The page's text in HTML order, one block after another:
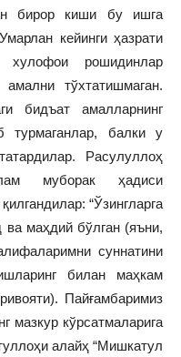
бирор киши бу ишга
кейинги ҳазрати
рошидинлар
тўхтатишмаган.
бидъат амалларнинг
турмаганлар, балки у
Расулуллоҳ
муборак ҳадиси
“Ўзингларга
маҳдий бўлган (яъни,
суннатини
билан маҳкам
Пайғамбаримиз
мазкур кўрсатмаларига
алайҳ “Мишкатул